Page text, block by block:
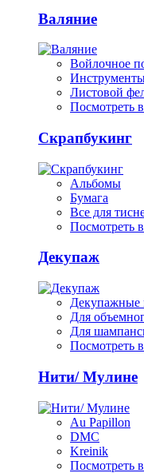
Валяние
Войлочное
Листовой
Посмотреть
Скрапбукинг
Альбомы
Бумага
Все для
Посмотреть
Декупаж
Декупажные
Для
Для
Посмотреть
Нити/ Мулине
Au Papillon
DMC
Kreinik
Посмотреть